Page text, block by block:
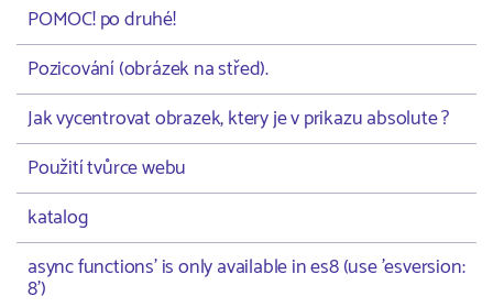
POMOC! po druhé!
Pozicování (obrázek na střed).
Jak vycentrovat obrazek, ktery je v prikazu absolute ?
Použití tvůrce webu
katalog
async functions' is only available in es8 (use 'esversion:
8')